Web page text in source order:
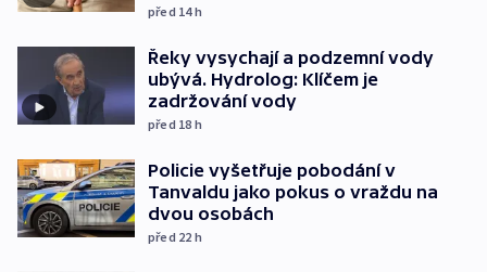
před 14h
Řeky vysychají a podzemní vody
ubývá. Hydrolog: Klíčem je
zadržování vody
před 18 h
Policie vyšetřuje pobodání v
Tanvaldu jako pokus o vraždu na
dvou osobách
před 22 h